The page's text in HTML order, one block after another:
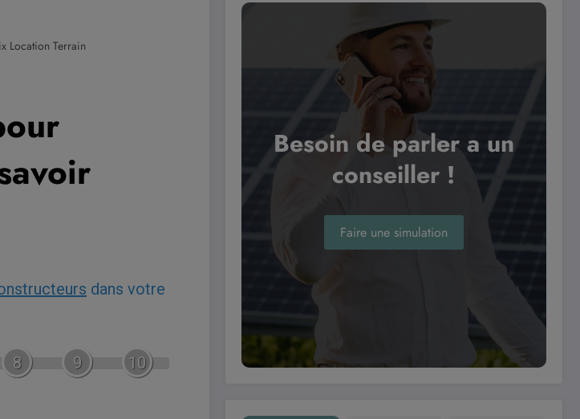
Location Terrain
dans votre
8 9 10
Besoin de parler a un
conseiller !
Faire une simulation